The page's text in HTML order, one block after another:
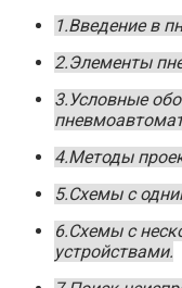
1.Введение в
2.Элементы
3.Условные
4.Методы
5.Схемы с
6.Схемы с
устройствами.